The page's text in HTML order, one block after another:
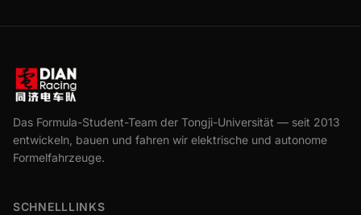
Das Formula-Student-Team der Tongji-Universität — seit 2013
entwickeln, bauen und fahren wir elektrische und autonome
Formelfahrzeuge.
SCHNELLLINKS